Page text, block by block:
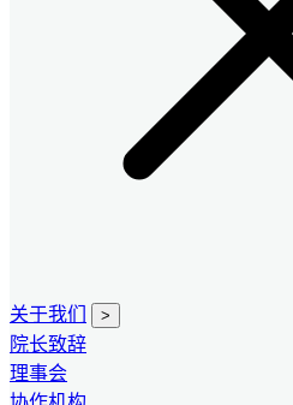
关于我们 >
院长致辞
理事会